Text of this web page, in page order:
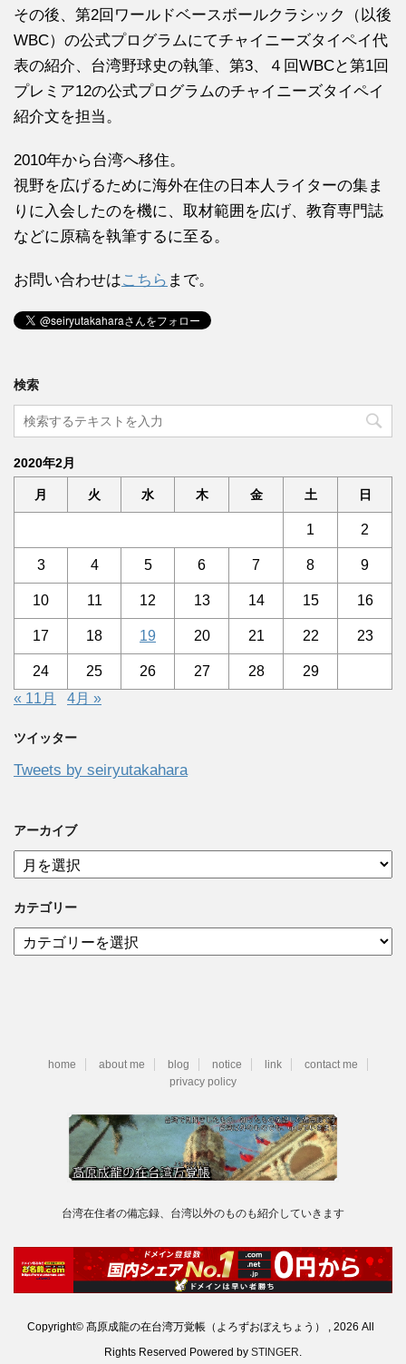
その後、第2回ワールドベースボールクラシック（以後
WBC）の公式プログラムにてチャイニーズタイペイ代
表の紹介、台湾野球史の執筆、第3、４回WBCと第1回
プレミア12の公式プログラムのチャイニーズタイペイ
紹介文を担当。
2010年から台湾へ移住。
視野を広げるために海外在住の日本人ライターの集ま
りに入会したのを機に、取材範囲を広げ、教育専門誌
などに原稿を執筆するに至る。
お問い合わせはこちら まで。
検索
2020年2月
月 火 水 木 金 土 日
1 2
3 4 5 6 7 8 9
10 11 12 13 14 15 16
17 18 19 20 21 22 23
24 25 26 27 28
29
« 11月
4月 »
ツイッター
Tweets by seiryutakahara
アーカイブ
ア
ー
イ
カテゴリー
テ
home about me blog notice link
contact me
privacy policy
台湾在住者の備忘録、台湾以外のものも紹介していきます
Copyright© 髙原成龍の在台湾万覚帳（よろずおぼえちょう） , 2026 All
Rights Reserved Powered by STINGER.